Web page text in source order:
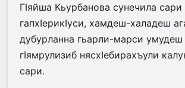
ГIяйша Кьурбанова сунечила сари
гапхIерикIуси, хамдеш-халадеш
дубурланна гьарли-марси умудеш
гIямрулизиб нясхIебирахъули
сари.